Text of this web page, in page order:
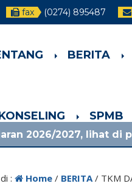
fax (0274) 895487
BERITA
SPMB
lihat di pengumuman
: Home / BERITA/ TKM